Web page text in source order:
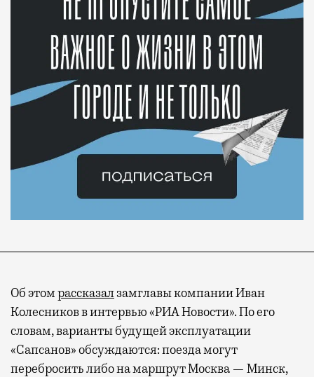
Об этомрассказалзамглавы компании Иван
Колесников в интервью «РИА Новости». По его
словам, варианты будущей эксплуатации
«Сапсанов» обсуждаются: поезда могут
перебросить либо на маршрут Москва — Минск,